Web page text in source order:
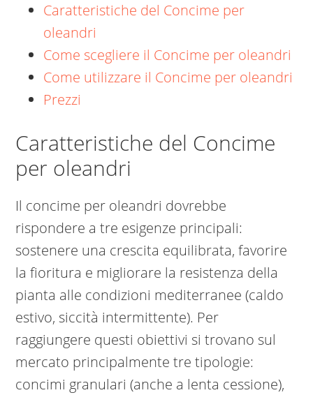
Caratteristiche del Concime per
oleandri
Come scegliere il Concime per oleandri
Come utilizzare il Concime per oleandri
Prezzi
Caratteristiche del Concime
per oleandri
Il concime per oleandri dovrebbe
rispondere a tre esigenze principali:
sostenere una crescita equilibrata, favorire
la fioritura e migliorare la resistenza della
pianta alle condizioni mediterranee (caldo
estivo, siccità intermittente). Per
raggiungere questi obiettivi si trovano sul
mercato principalmente tre tipologie:
concimi granulari (anche a lenta cessione),